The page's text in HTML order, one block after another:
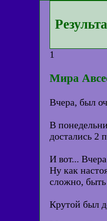
1
Мира
Вчера, был
В
достались 2
И вот...
Ну как
сложно, быть
Крутой был